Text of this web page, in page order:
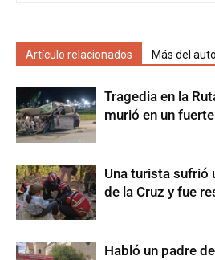
Artículo relacionados Más del
Tragedia en la
murió en un
Una turista sufrió
de la Cruz y fue
Habló un padre